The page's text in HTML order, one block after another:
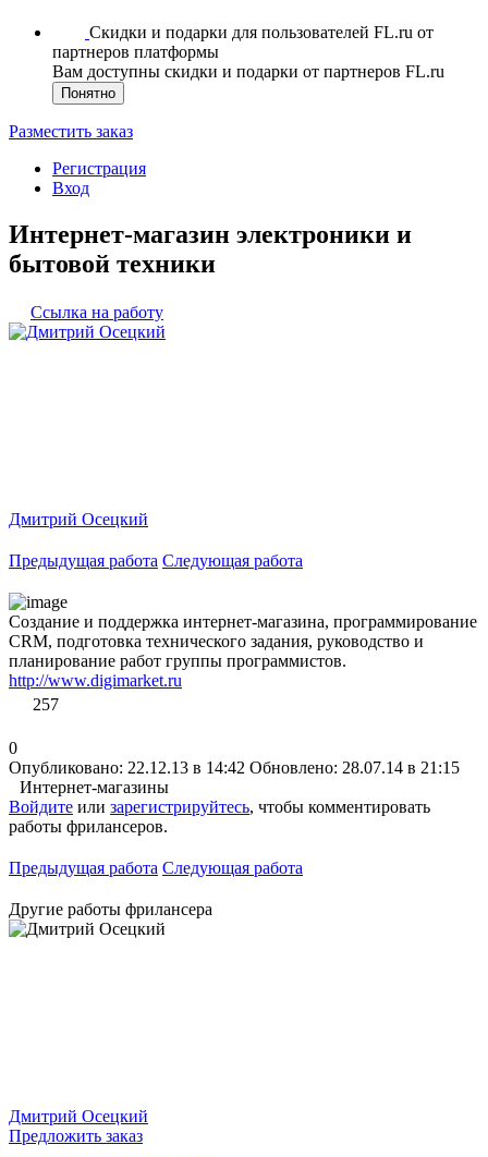
Скидки и подарки для пользователей FL.ru от
партнеров платформы
Вам доступны скидки и подарки от партнеров FL.ru
Понятно
Разместить заказ
Регистрация
Вход
Интернет-магазин электроники и
бытовой техники
Ссылка на работу
Дмитрий Осецкий
Предыдущая работа Следующая работа
Создание и поддержка интернет-магазина, программирование
CRM, подготовка технического задания, руководство и
планирование работ группы программистов.
http://www.digimarket.ru
257
0
Опубликовано: 22.12.13 в 14:42 Обновлено: 28.07.14 в 21:15
Интернет-магазины
Войдите или зарегистрируйтесь, чтобы комментировать
работы фрилансеров.
Предыдущая работа Следующая работа
Другие работы фрилансера
Дмитрий Осецкий
Предложить заказ